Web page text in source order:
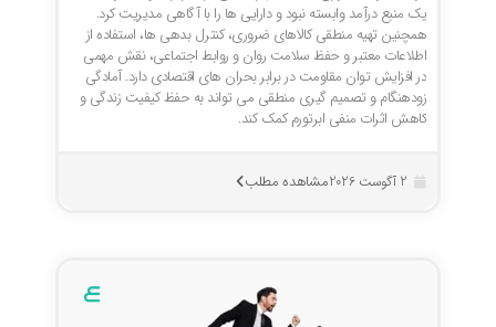
یک منبع درآمد وابسته نبود و دارایی ها را با آگاهی مدیریت کرد.
همچنین تهیه منطقی کالاهای ضروری، کنترل بدهی ها، استفاده از
اطلاعات معتبر و حفظ سلامت روان و روابط اجتماعی، نقش مهمی
در افزایش توان مقاومت در برابر بحران های اقتصادی دارد. آمادگی
زودهنگام و تصمیم گیری منطقی می تواند به حفظ کیفیت زندگی و
کاهش اثرات منفی ابرتورم کمک کند.
مشاهده مطلب